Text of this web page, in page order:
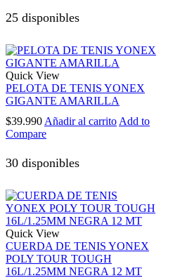
25 disponibles
Quick View
PELOTA DE TENIS YONEX
GIGANTE AMARILLA
$39.990 Añadir al carrito Add to
Compare
30 disponibles
Quick View
CUERDA DE TENIS YONEX
POLY TOUR TOUGH
16L/1.25MM NEGRA 12 MT